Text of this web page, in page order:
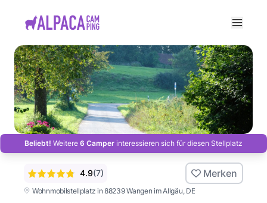
Beliebt! Weitere 6 Camper interessieren sich für diesen Stellplatz
Wohnmobilstellplatz in 88239 Wangen im Allgäu, DE
4.9(7) Merken